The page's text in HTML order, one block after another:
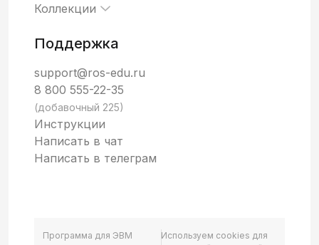
Коллекции
Поддержка
support@ros-edu.ru
8 800 555-22-35
(добавочный 225)
Инструкции
Написать в чат
Написать в телеграм
Программа для ЭВМ
Используем cookies для